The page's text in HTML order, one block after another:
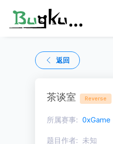
返回
茶谈室 Reverse
所属赛事: 0xGame
题目作者: 未知